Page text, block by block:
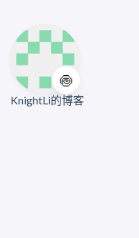
🍥
KnightLi的博客